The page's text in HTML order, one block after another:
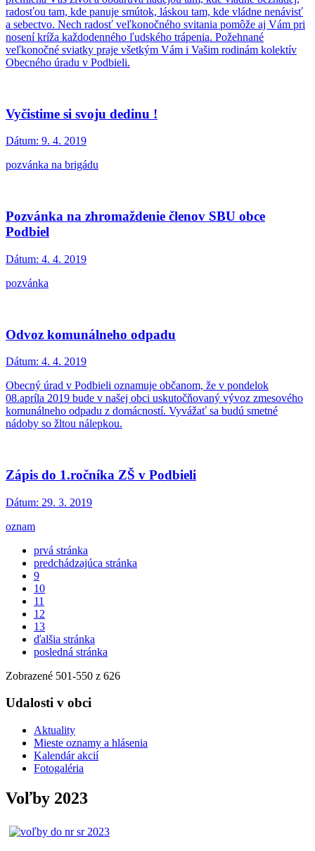
radosťou tam, kde panuje smútok, láskou tam, kde vládne nenávisť
a sebectvo. Nech radosť veľkonočného svitania pomôže aj Vám pri
nosení kríža každodenného ľudského trápenia. Požehnané
veľkonočné sviatky praje všetkým Vám i Vašim rodinám kolektív
Obecného úradu v Podbieli.
Vyčistime si svoju dedinu !
Dátum: 9. 4. 2019
pozvánka na brigádu
Pozvánka na zhromaždenie členov SBU obce
Podbiel
Dátum: 4. 4. 2019
pozvánka
Odvoz komunálneho odpadu
Dátum: 4. 4. 2019
Obecný úrad v Podbieli oznamuje občanom, že v pondelok
08.apríla 2019 bude v našej obci uskutočňovaný vývoz zmesového
komunálneho odpadu z domácností. Vyvážať sa budú smetné
nádoby so žltou nálepkou.
Zápis do 1.ročníka ZŠ v Podbieli
Dátum: 29. 3. 2019
oznam
prvá stránka
predchádzajúca stránka
9
10
11
12
13
ďalšia stránka
posledná stránka
Zobrazené 501-550 z 626
Udalosti v obci
Aktuality
Mieste oznamy a hlásenia
Kalendár akcií
Fotogaléria
Voľby 2023